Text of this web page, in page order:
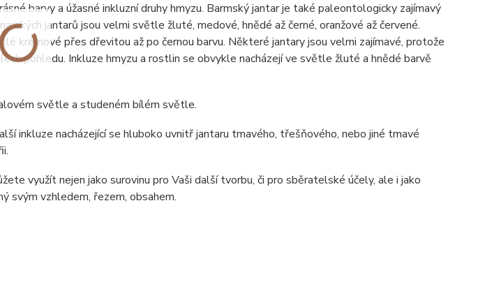
barvy a úžasné inkluzní druhy hmyzu. Barmský jantar je také paleontologicky zajímavý
jantarů jsou velmi světle žluté, medové, hnědé až černé, oranžové až červené.
krémové přes dřevitou až po černou barvu. Některé jantary jsou velmi zajímavé, protože
pohledu. Inkluze hmyzu a rostlin se obvykle nacházejí ve světle žluté a hnědé barvě
světle a studeném bílém světle.
inkluze nacházející se hluboko uvnitř jantaru tmavého, třešňového, nebo jiné tmavé
využít nejen jako surovinu pro Vaši další tvorbu, či pro sběratelské účely, ale i jako
svým vzhledem, řezem, obsahem.